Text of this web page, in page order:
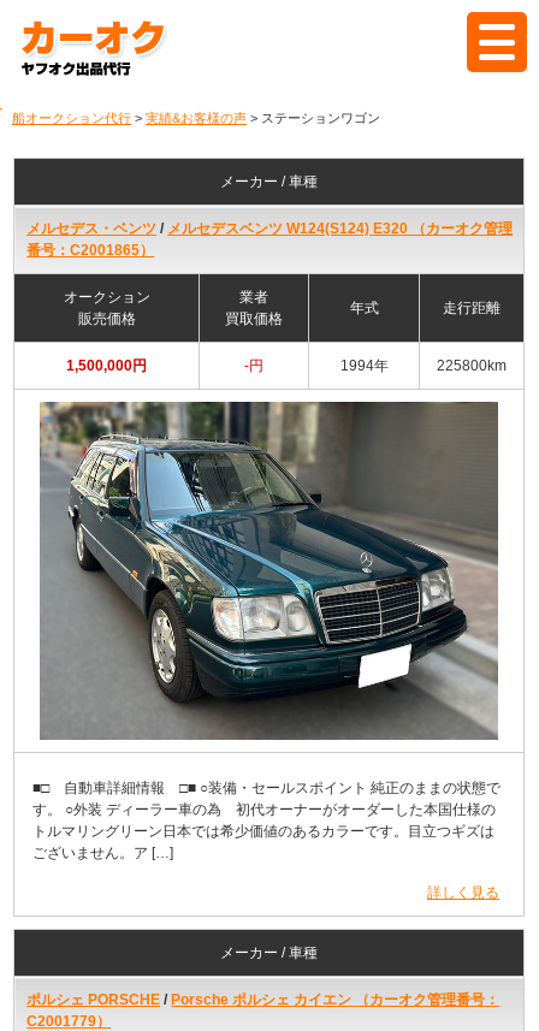
ホーム
代行の流れ
料金
落札実績
よくある質問
ブログ
見積もり
船オークション代行 > 実績&お客様の声 > ステーションワゴン
メーカー / 車種
メルセデス・ベンツ / メルセデスベンツ W124(S124) E320 （カーオク管理
番号：C2001865）
オークション
販売価格
業者
買取価格
年式 走行距離
1,500,000円 -円 1994年 225800km
■□ 自動車詳細情報 □■ ○装備・セールスポイント 純正のままの状態で
す。 ○外装 ディーラー車の為 初代オーナーがオーダーした本国仕様の
トルマリングリーン日本では希少価値のあるカラーです。目立つギズは
ございません。ア […]
詳しく見る
メーカー / 車種
ポルシェ PORSCHE / Porsche ポルシェ カイエン （カーオク管理番号：
C2001779）